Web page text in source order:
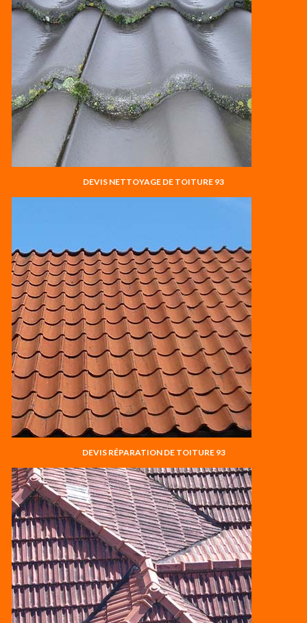
DEVIS NETTOYAGE DE TOITURE 93
DEVIS RÉPARATION DE TOITURE 93